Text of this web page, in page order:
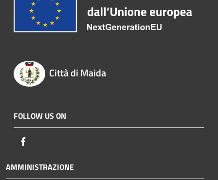
Città di Maida
FOLLOW US ON
AMMINISTRAZIONE